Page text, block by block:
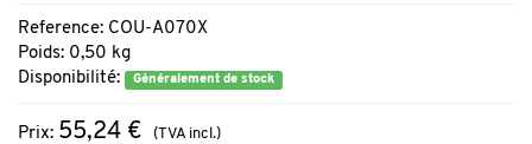
Reference: COU-A070X
Poids: 0,50 kg
Disponibilité:
Généralement de stock
Prix: 55,24 €
(TVA incl.)